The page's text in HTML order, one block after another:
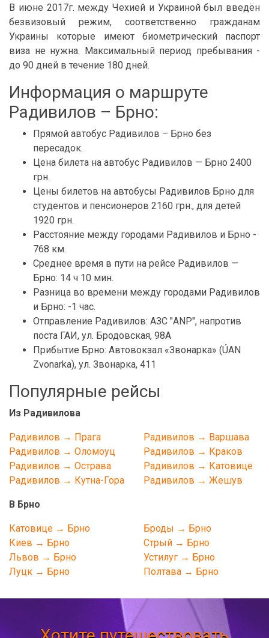
В июне 2017г. между Чехией и Украиной был введён
безвизовый режим, соответственно гражданам
Украины которые имеют биометрический паспорт
виза не нужна. Максимальный период пребывания -
до 90 дней в течение 180 дней.
Информация о маршруте
Радивилов – Брно:
Прямой автобус Радивилов – Брно без
пересадок.
Цена билета на автобус Радивилов — Брно 2400
грн.
Цены билетов на автобусы Радивилов Брно для
студентов и пенсионеров 2160 грн., для детей
1920 грн.
Расстояние между городами Радивилов и Брно -
768 км.
Среднее время в пути на рейсе Радивилов —
Брно: 14 ч 10 мин.
Разница во времени между городами Радивилов
и Брно: -1 час.
Отправление Радивилов: АЗС "ANP", напротив
поста ГАИ, ул. Бродовская, 98А
Прибытие Брно: Автовокзал «Звонарка» (ÚAN
Zvonarka), ул. Звонарка, 411
Популярные рейсы
Из Радивилова
Радивилов → Прага
Радивилов → Оломоуц
Радивилов → Острава
Радивилов → Кутна-Гора
Радивилов → Варшава
Радивилов → Краков
Радивилов → Катовице
Радивилов → Жешув
В Брно
Катовице → Брно
Киев → Брно
Львов → Брно
Луцк → Брно
Броды → Брно
Стрый → Брно
Устилуг → Брно
Полтава → Брно